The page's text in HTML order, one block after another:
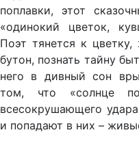
поплавки, этот
«одинокий цветок,
Поэт тянется к
бутон, познать тайну
него в дивный сон
том, что «солнце
всесокрушающего
и попадают в них –